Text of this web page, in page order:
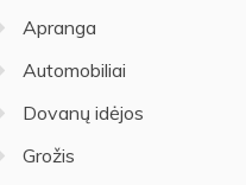
Apranga
Automobiliai
Dovanų idėjos
Grožis